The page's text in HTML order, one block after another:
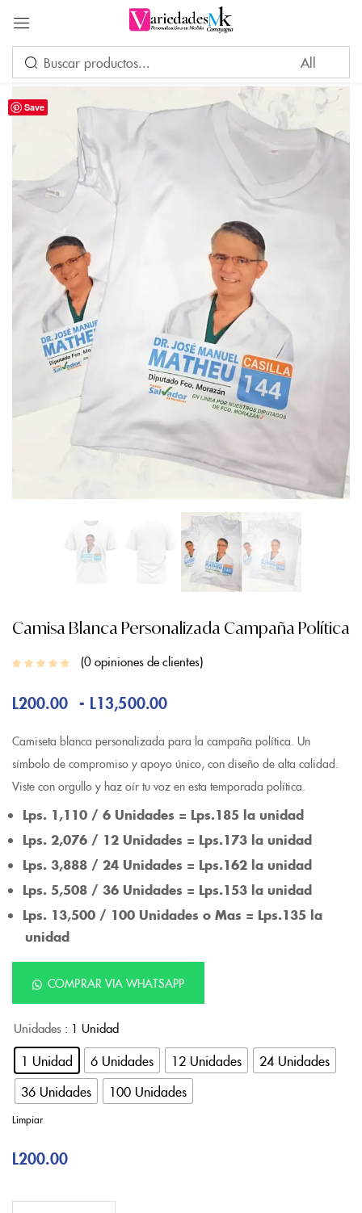
Save
Camisa Blanca Personalizada Campaña Política
0opiniones de clientes
L200.00 - L13,500.00
Camiseta blanca personalizada para la campaña política. Un
símbolo de compromiso y apoyo único, con diseño de alta calidad.
Viste con orgullo y haz oír tu voz en esta temporada política.
Lps. 1,110 / 6 Unidades = Lps.185 la unidad
Lps. 2,076 / 12 Unidades = Lps.173 la unidad
Lps. 3,888 / 24 Unidades = Lps.162 la unidad
Lps. 5,508 / 36 Unidades = Lps.153 la unidad
Lps. 13,500 / 100 Unidades o Mas = Lps.135 la
unidad
COMPRAR VIA WHATSAPP
Unidades : 1 Unidad
1 Unidad 6 Unidades 12 Unidades
24 Unidades
36 Unidades
100 Unidades
Limpiar
L200.00
Acceder
Por favor, introduce una respuesta en dígitos:
3 × cuatro =
Recuérdame ¿Ha perdido su contraseña?
INICIAR SESIÓN
CREAR UNA CUENTA